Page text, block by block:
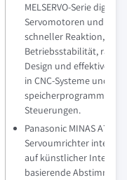
MELSERVO-Serie digitaler
Servomotoren und
schneller Reaktion,
Betriebsstabilität,
Design und effektiver
in CNC-Systeme und
Steuerungen.
Panasonic MINAS A7-
Servoumrichter
auf künstlicher
basierende